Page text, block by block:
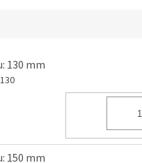
130 mm
150 mm